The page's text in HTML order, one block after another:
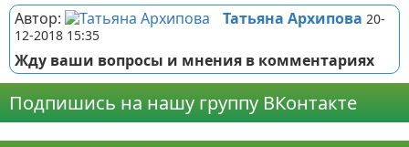
Автор: Татьяна Архипова 20-
12-2018 15:35
Жду ваши вопросы и мнения в комментариях
Подпишись на нашу группу ВКонтакте